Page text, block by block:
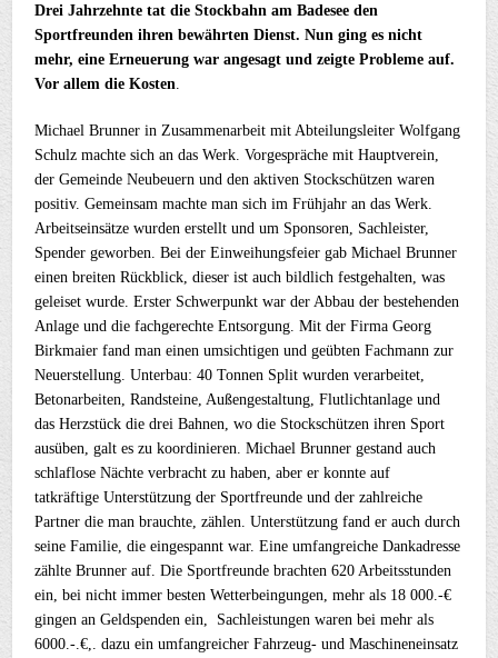
Drei Jahrzehnte tat die Stockbahn am Badesee den
Sportfreunden ihren bewährten Dienst. Nun ging es nicht
mehr, eine Erneuerung war angesagt und zeigte Probleme auf.
Vor allem die Kosten
Michael Brunner in Zusammenarbeit mit Abteilungsleiter Wolfgang
Schulz machte sich an das Werk. Vorgespräche mit Hauptverein,
der Gemeinde Neubeuern und den aktiven Stockschützen waren
positiv. Gemeinsam machte man sich im Frühjahr an das Werk.
Arbeitseinsätze wurden erstellt und um Sponsoren, Sachleister,
Spender geworben. Bei der Einweihungsfeier gab Michael Brunner
einen breiten Rückblick, dieser ist auch bildlich festgehalten, was
geleiset wurde. Erster Schwerpunkt war der Abbau der bestehenden
Anlage und die fachgerechte Entsorgung. Mit der Firma Georg
Birkmaier fand man einen umsichtigen und geübten Fachmann zur
Neuerstellung. Unterbau: 40 Tonnen Split wurden verarbeitet,
Betonarbeiten, Randsteine, Außengestaltung, Flutlichtanlage und
das Herzstück die drei Bahnen, wo die Stockschützen ihren Sport
ausüben, galt es zu koordinieren. Michael Brunner gestand auch
schlaflose Nächte verbracht zu haben, aber er konnte auf
tatkräftige Unterstützung der Sportfreunde und der zahlreiche
Partner die man brauchte, zählen. Unterstützung fand er auch durch
seine Familie, die eingespannt war. Eine umfangreiche Dankadresse
zählte Brunner auf. Die Sportfreunde brachten 620 Arbeitsstunden
ein, bei nicht immer besten Wetterbeingungen, mehr als 18 000.-€
gingen an Geldspenden ein, Sachleistungen waren bei mehr als
6000.-.€,. dazu ein umfangreicher Fahrzeug- und Maschineneinsatz